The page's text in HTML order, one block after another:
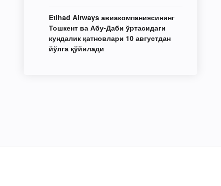
Etihad Airways авиакомпаниясининг
Тошкент ва Абу-Даби ўртасидаги
кундалик қатновлари 10 августдан
йўлга қўйилади